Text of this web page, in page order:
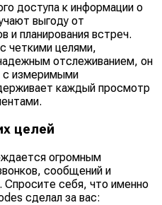
доступа к информации о
выгоду от
и планирования встреч.
четкими целями,
отслеживанием, он
с измеримыми
каждый просмотр
целей
огромным
сообщений и
Спросите себя, что именно
сделал за вас: